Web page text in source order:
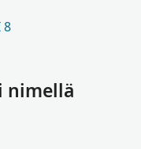
8
nimellä